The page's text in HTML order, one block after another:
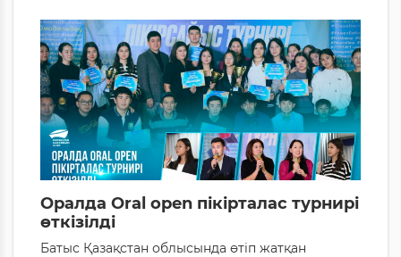
Оралда Oral open пікірталас турнирі
өткізілді
Батыс Қазақстан облысында өтіп жатқан